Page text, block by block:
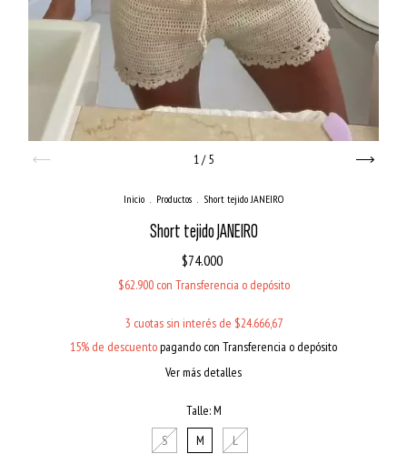
1/5
Inicio . Productos . Short tejido JANEIRO
Short tejido JANEIRO
$74.000
$62.900 con Transferencia o depósito
3 cuotas sin interés de $24.666,67
15% de descuentopagando con Transferencia o depósito
Ver más detalles
Talle:M
S
M L